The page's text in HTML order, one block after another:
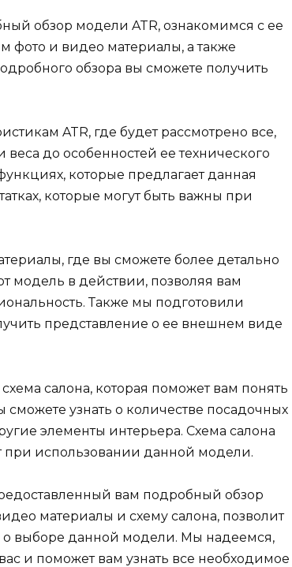
обзор модели ATR, ознакомимся с ее
фото и видео материалы, а также
обзора вы сможете получить
ATR, где будет рассмотрено все,
веса до особенностей ее технического
которые предлагает данная
которые могут быть важны при
где вы сможете более детально
модель в действии, позволяя вам
Также мы подготовили
представление о ее внешнем виде
салона, которая поможет вам понять
узнать о количестве посадочных
элементы интерьера. Схема салона
при использовании данной модели.
вам подробный обзор
материалы и схему салона, позволит
выборе данной модели. Мы надеемся,
и поможет вам узнать все необходимое